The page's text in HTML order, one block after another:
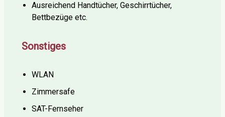
Ausreichend Handtücher, Geschirrtücher,
Bettbezüge etc.
Sonstiges
WLAN
Zimmersafe
SAT-Fernseher